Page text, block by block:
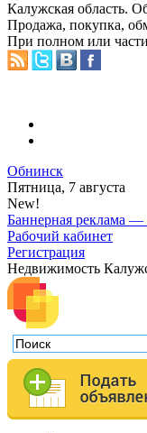
Калужская область.
Продажа, покупка,
При полном или
Обнинск
Пятница, 7 августа
New!
Баннерная реклама
Рабочий кабинет
Регистрация
Недвижимость